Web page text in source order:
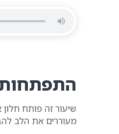
התפתחות
שיעור זה פותח
מעוררים את הלב